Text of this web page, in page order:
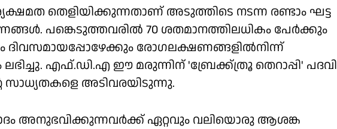
തെളിയിക്കുന്നതാണ് അടുത്തിടെ നടന്ന രണ്ടാം ഘട്ട
പങ്കെടുത്തവരില്‍ 70 ശതമാനത്തിലധികം പേര്‍ക്കും
ദിവസമായപ്പോഴേക്കും രോഗലക്ഷണങ്ങളില്‍നിന്ന്
എഫ്.ഡി.എ ഈ മരുന്നിന് 'ബ്രേക്ക്ത്രൂ തെറാപ്പി' പദവി
സാധ്യതകളെ അടിവരയിടുന്നു.
അനുഭവിക്കുന്നവര്‍ക്ക് ഏറ്റവും വലിയൊരു ആശങ്ക